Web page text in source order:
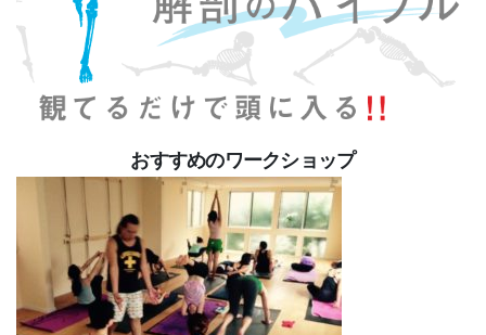
おすすめのワークショップ